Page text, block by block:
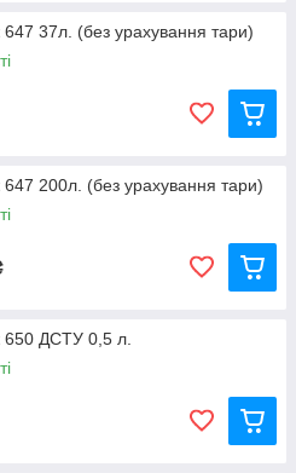
647 37л. (без урахування тари)
647 200л. (без урахування тари)
650 ДСТУ 0,5 л.